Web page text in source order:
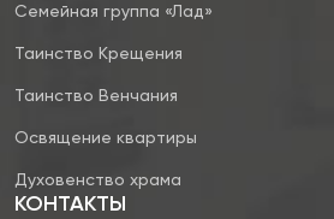
Семейная группа «Лад»
Таинство Крещения
Таинство Венчания
Освящение квартиры
Духовенство храма
КОНТАКТЫ